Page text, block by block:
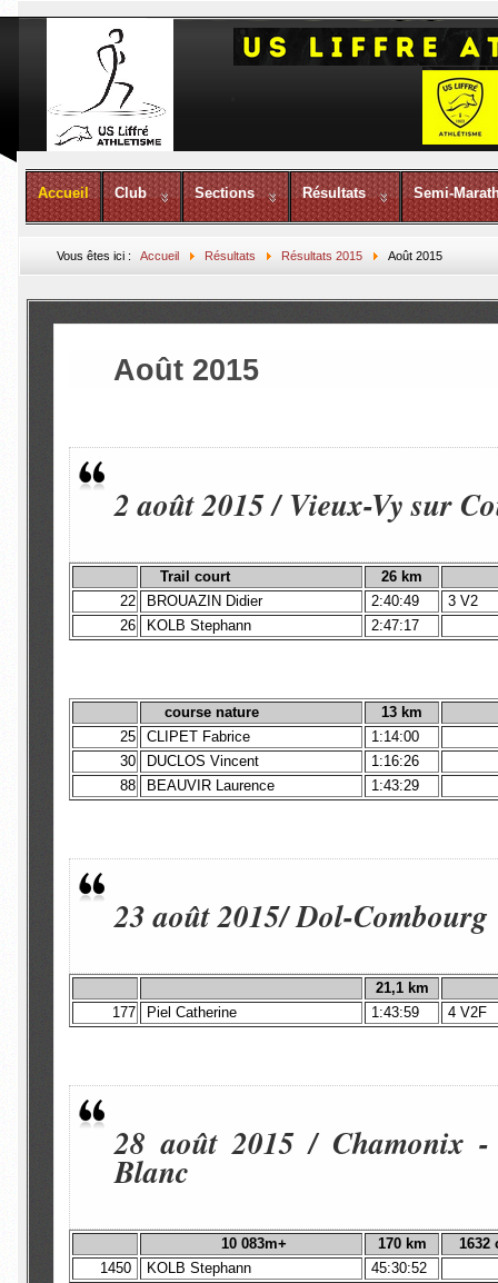
Accueil Club Sections Résultats Semi-
Vous êtes ici :Accueil Résultats Résultats 2015 Août 2015
Août 2015
2 août 2015 / Vieux-Vy sur
Trail court
26 km
22
BROUAZIN Didier 2:40:49
3 V2
26
KOLB Stephann 2:47:17
course nature
13 km
25
CLIPET Fabrice
1:14:00
30
DUCLOS Vincent
1:16:26
88
BEAUVIR Laurence 1:43:29
23 août 2015/ Dol-Combourg
21,1 km
177
Piel Catherine 1:43:59 4 V2F
28 août 2015 / Chamonix
Blanc
10 083m+ 170 km
1632
1450
KOLB Stephann 45:30:52